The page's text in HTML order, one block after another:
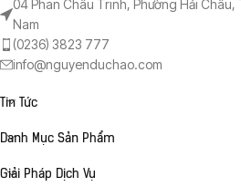
04 Phan Châu Trinh, Phường Hải
Nam
(0236) 3823 777
info@nguyenduchao.com
Tin Tức
Danh Mục Sản Phẩm
Giải Pháp Dịch Vụ